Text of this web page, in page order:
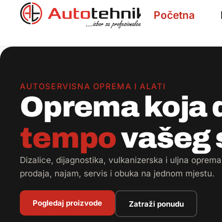
Početna
AUTOSERVISNA OPREMA I ALATI
Oprema koja
tempovašeg
Dizalice, dijagnostika, vulkanizerska i uljna
prodaja, najam, servis i obuka na jednom mjestu.
Pogledaj proizvode Zatraži ponudu